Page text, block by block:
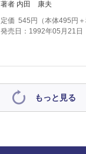
著者 内田 康夫
定価 545 円（本体495 円＋
発売日：1992年05月21日
もっと見る